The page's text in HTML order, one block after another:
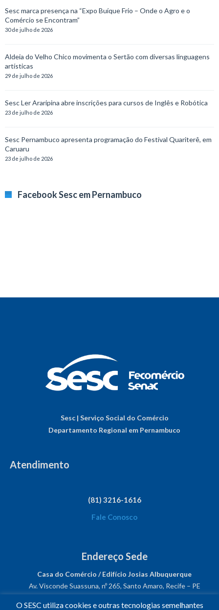
Sesc marca presença na “Expo Buíque Frio – Onde o Agro e o
Comércio se Encontram”
30 de julho de 2026
Aldeia do Velho Chico movimenta o Sertão com diversas linguagens
artísticas
29 de julho de 2026
Sesc Ler Araripina abre inscrições para cursos de Inglês e Robótica
23 de julho de 2026
Sesc Pernambuco apresenta programação do Festival Quariterê, em
Caruaru
23 de julho de 2026
Facebook Sesc em Pernambuco
Sesc | Serviço Social do Comércio
Departamento Regional em Pernambuco
Atendimento
(81) 3216-1616
Fale Conosco
Endereço Sede
Casa do Comércio / Edifício Josias Albuquerque
Av. Visconde Suassuna, nº 265, Santo Amaro, Recife – PE
O SESC utiliza cookies e outras tecnologias semelhantes